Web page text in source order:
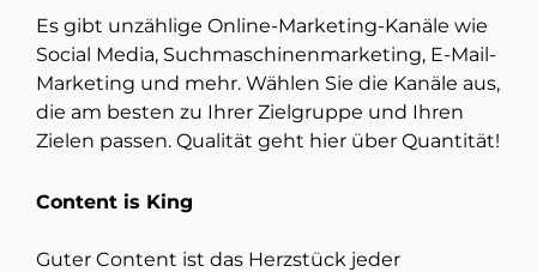
Es gibt unzählige Online-Marketing-Kanäle wie
Social Media, Suchmaschinenmarketing, E-Mail-
Marketing und mehr. Wählen Sie die Kanäle aus,
die am besten zu Ihrer Zielgruppe und Ihren
Zielen passen. Qualität geht hier über Quantität!
Content is King
Guter Content ist das Herzstück jeder